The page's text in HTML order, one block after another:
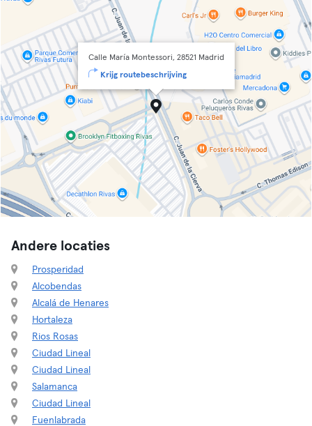
Calle María Montessori, 28521 Madrid
Krijg routebeschrijving
Andere locaties
Prosperidad
Alcobendas
Alcalá de Henares
Hortaleza
Rios Rosas
Ciudad Lineal
Ciudad Lineal
Salamanca
Ciudad Lineal
Fuenlabrada